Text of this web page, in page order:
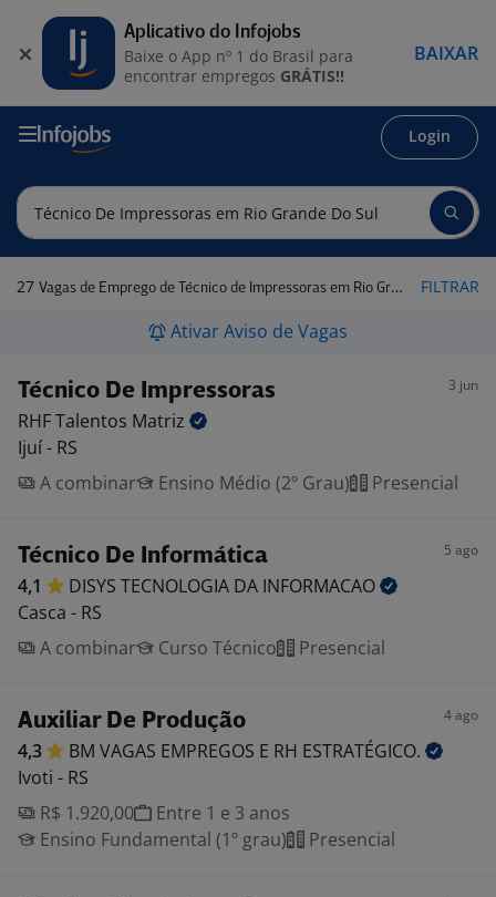
Login
27 Vagas de Emprego de Técnico de Impressoras em Rio Grande do Sul FILTRAR
Ativar Aviso de Vagas
Técnico De Impressoras 3 jun
RHF Talentos Matriz
Ijuí - RS
A combinar
Ensino Médio (2º Grau) Presencial
Técnico De Informática 5 ago
4,1 DISYS TECNOLOGIA DA INFORMACAO
Casca - RS
A combinar
Curso Técnico Presencial
Auxiliar De Produção 4 ago
4,3 BM VAGAS EMPREGOS E RH ESTRATÉGICO.
Ivoti - RS
R$ 1.920,00
Entre 1 e 3 anos
Ensino Fundamental (1º grau)
Presencial
Aplicativo do Infojobs
Baixe o App nº 1 do Brasil para
encontrar empregos GRÁTIS!!
BAIXAR